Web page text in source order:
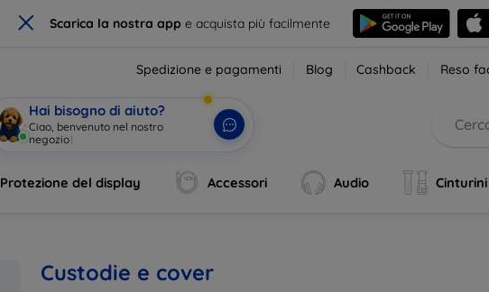
× Scarica la nostra appe acquista più facilmente
Spedizione e pagamenti Blog Cashback Reso
Hai bisogno di aiuto?
Ciao, benvenuto nel nostro
negozio|
Protezione del display Accessori Audio Cinturini
Custodie e cover